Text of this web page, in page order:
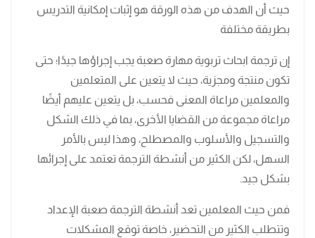
حيث أن الهدف من هذه الورقة هو إثبات إمكانية التدريس
بطريقة مختلفة
إن ترجمة ابحاث تربوية مهارة صعبة يجب إجراؤها جيدًا؛ حتى
تكون منتجة ومجزية، حيث لا يتعين على المتعلمين
والمعلمين مراعاة المعنى فحسب، بل يتعين عليهم أيضًا
مراعاة مجموعة من القضايا الأخرى، بما في ذلك الشكل
والتسجيل والأسلوب والمصطلح، وهذا ليس بالأمر
السهل، لكن الكثير من أنشطة الترجمة تعتمد على إجرائها
بشكل جيد.
فمن حيث المعلمين تعد أنشطة الترجمة صعبة الإعداد
وتتطلب الكثير من التحضير، خاصة توقع المشكلات